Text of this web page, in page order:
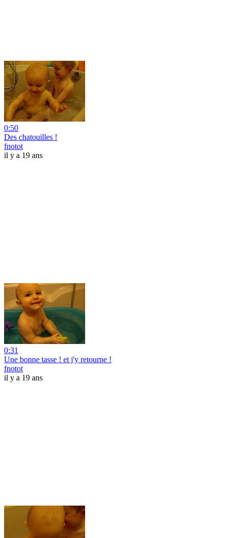
0:50
Des chatouilles !
fnotot
il y a 19 ans
0:31
Une bonne tasse ! et j'y retourne !
fnotot
il y a 19 ans